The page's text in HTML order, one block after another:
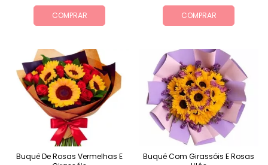
COMPRAR COMPRAR
Buquê De Rosas Vermelhas E
Buquê Com Girassóis E Rosas